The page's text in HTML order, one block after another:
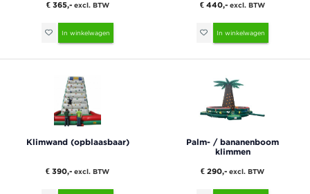
€ 365,- excl. BTW
In winkelwagen
€ 440,- excl. BTW
In winkelwagen
Klimwand (opblaasbaar)
€ 390,- excl. BTW
Palm- / bananenboom
klimmen
€ 290,- excl. BTW